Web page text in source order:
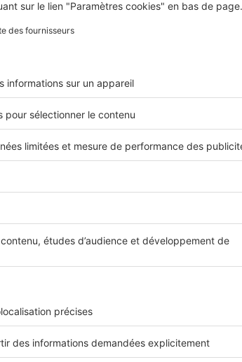
en 2025 en Île-de-France pour
et 2025 ne fait pas exception.
en augmentation de 1,8 %
. Cette
de l’indice des prix à la consommation,
1,8 %.
dépend
de l’entreprise (privée ou publique) et de
trouvent vos bureaux.